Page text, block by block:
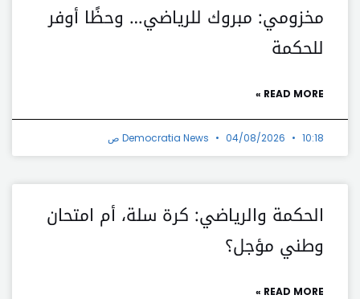
مخزومي: مبروك للرياضي… وحظًا أوفر
للحكمة
READ MORE »
Democratia News 04/08/2026 10:18 ص
الحكمة والرياضي: كرة سلة، أم امتحان
وطني مؤجل؟
READ MORE »